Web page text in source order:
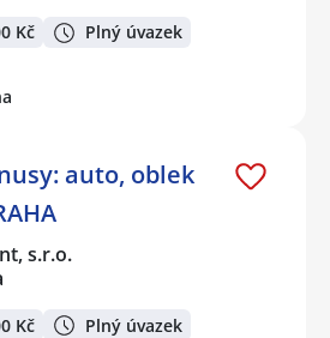
Kč Plný úvazek
auto, oblek
s.r.o.
Kč
Plný úvazek